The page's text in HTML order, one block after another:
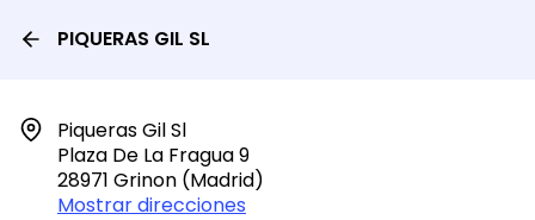
PIQUERAS GIL SL
Piqueras Gil Sl
Plaza De La Fragua 9
28971 Grinon (madrid)
Mostrar direcciones